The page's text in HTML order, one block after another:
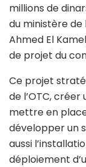
millions de
du ministère de
Ahmed El
de projet du
Ce projet
de l’OTC,
mettre en
développer un
aussi
déploiement